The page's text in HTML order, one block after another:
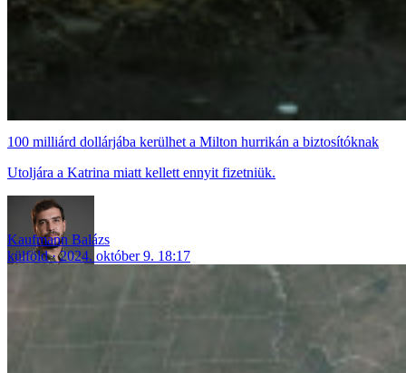
100 milliárd dollárjába kerülhet a Milton hurrikán a biztosítóknak
Utoljára a Katrina miatt kellett ennyit fizetniük.
Kaufmann Balázs
külföld
2024. október 9. 18:17